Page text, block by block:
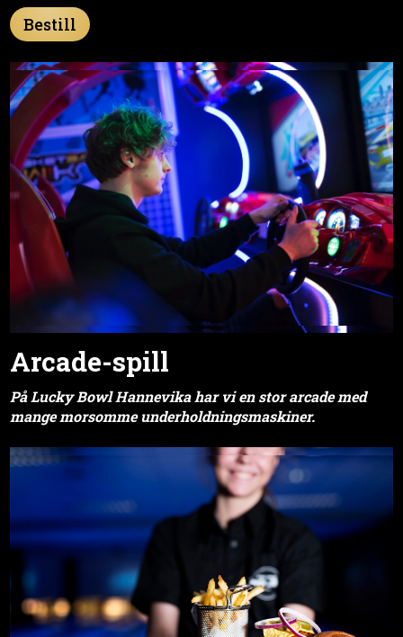
Bestill
Arcade-spill
På Lucky Bowl Hannevika har vi enstor arcade med
mange morsomme underholdningsmaskiner.